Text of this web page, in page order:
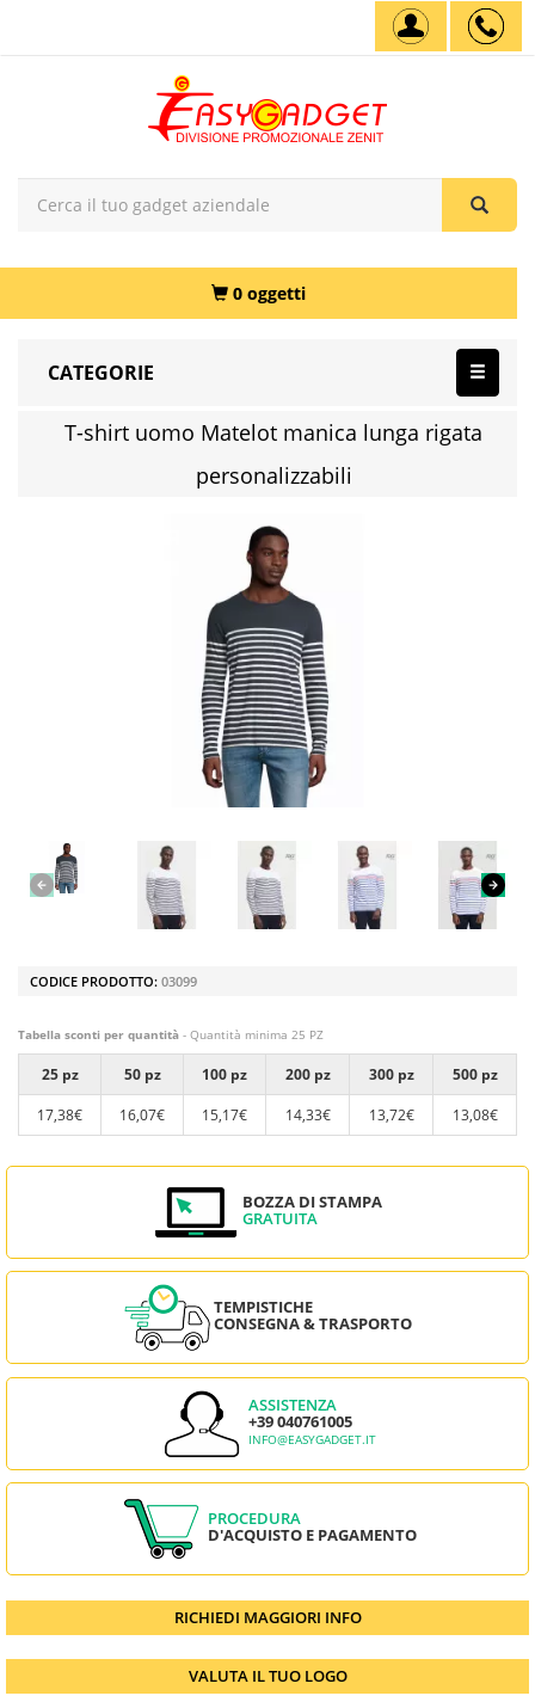
0 oggetti
CATEGORIE
T-shirt uomo Matelot manica lunga rigata
personalizzabili
CODICE PRODOTTO: 03099
Tabella sconti per quantità - Quantità minima 25 PZ
25 pz 50 pz 100 pz 200 pz 300 pz
500 pz
17,38€
16,07€ 15,17€ 14,33€ 13,72€ 13,08€
BOZZA DI STAMPA
GRATUITA
TEMPISTICHE
CONSEGNA & TRASPORTO
ASSISTENZA
+39 040761005
INFO@EASYGADGET.IT
PROCEDURA
D'ACQUISTO E PAGAMENTO
RICHIEDI MAGGIORI INFO
VALUTA IL TUO LOGO